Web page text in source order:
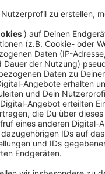
Am Donnerstag öffnet
Krefeld“-Markt an der
die Krefelder
Stadt wegen der
Anzeige
Stadt reagiert auf
Anzeige